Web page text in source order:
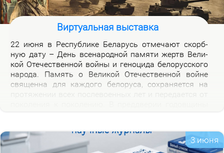
Виртуальная выставка
22 июня в Рес­пуб­ли­ке Бе­ла­русь от­ме­ча­ют скорб­
ную да­ту – День все­на­род­ной па­мя­ти жертв Ве­ли­
кой Оте­че­ствен­ной вой­ны и ге­но­ци­да бе­ло­рус­ско­го
на­ро­да. Па­мять о Ве­ли­кой Оте­че­ствен­ной войне
свя­щен­на для каж­до­го бе­ло­ру­са, со­хра­ня­ет­ся на
пер­вых дней вой­ны», ко­то­рая по­свя­ща­ет­ся тра­ги­че­
ским и ге­ро­и­че­ским стра­ни­цам ис­то­рии борь­бы с
3 июня